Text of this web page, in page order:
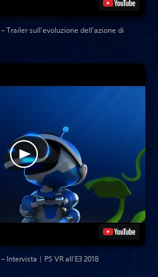
– Trailer sull'evoluzione dell'azione di
Intervista | PS VR all'E3 2018